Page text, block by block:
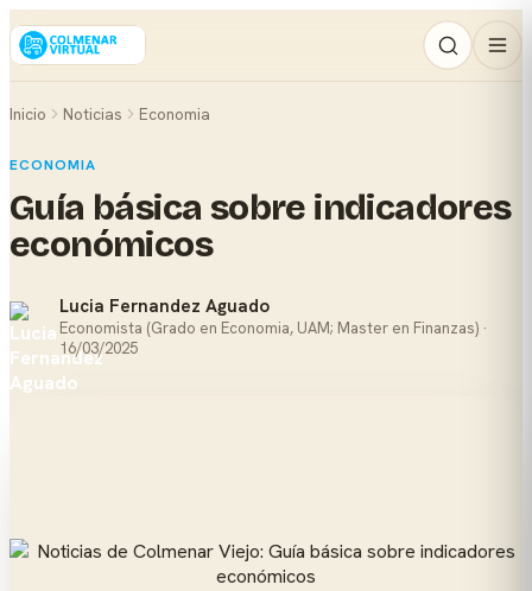
Inicio Noticias Economia
ECONOMIA
Guía básica sobre indicadores
económicos
Lucia Fernandez Aguado
Economista (Grado en Economia, UAM; Master en Finanzas) ·
16/03/2025